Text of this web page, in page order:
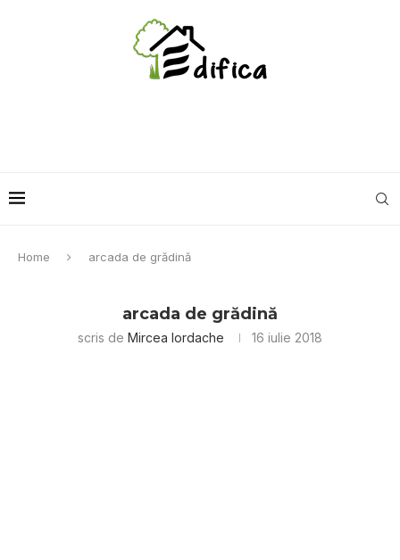
Home arcada de grădină
arcada de grădină
scris de Mircea Iordache 16 iulie 2018